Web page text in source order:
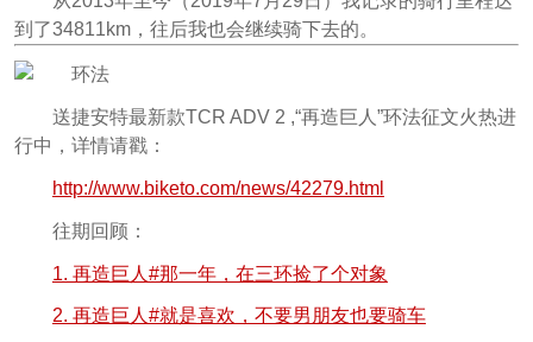
到了34811km，往后我也会继续骑下去的。
送捷安特最新款TCR ADV 2 ,“再造巨人”环法征文火热进
行中，详情请戳：
http://www.biketo.com/news/42279.html
往期回顾：
1. 再造巨人#那一年，在三环捡了个对象
2. 再造巨人#就是喜欢，不要男朋友也要骑车